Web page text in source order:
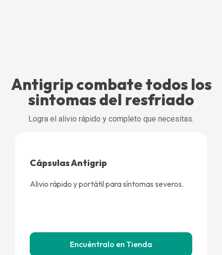
Antigrip combate todos los
sintomas del resfriado
Logra el alivio rápido y completo que necesitas.
Cápsulas Antigrip
Alivio rápido y portátil para síntomas severos.
Encuéntralo en Tienda